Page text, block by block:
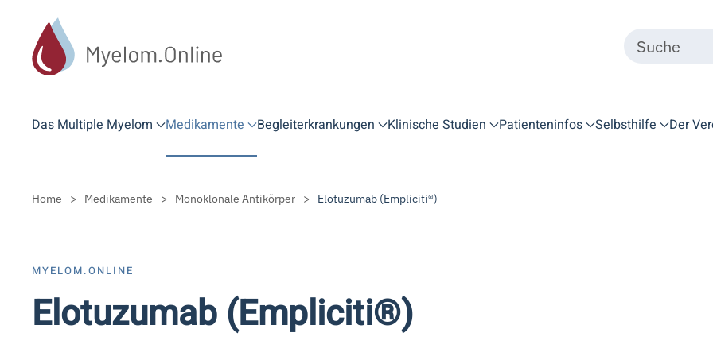
Zum Hauptinhalt springen
Das Multiple Myelom Medikamente Begleiterkrankungen Klinische Studien Patienteninfos Selbsthilfe Der
Home Medikamente Monoklonale Antikörper Elotuzumab (Empliciti®)
MYELOM.ONLINE
Elotuzumab (Empliciti®)